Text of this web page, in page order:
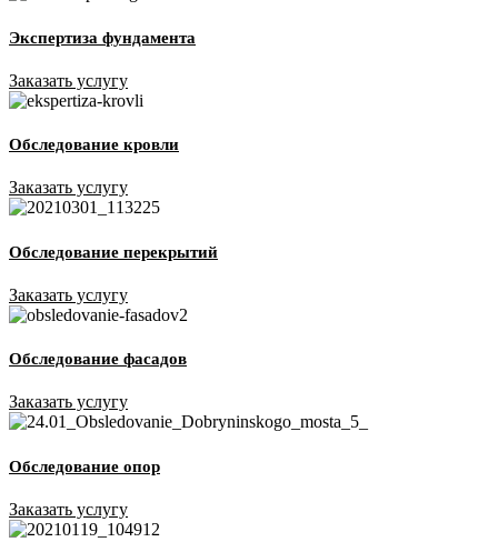
Экспертиза фундамента
Заказать услугу
Обследование кровли
Заказать услугу
Обследование перекрытий
Заказать услугу
Обследование фасадов
Заказать услугу
Обследование опор
Заказать услугу